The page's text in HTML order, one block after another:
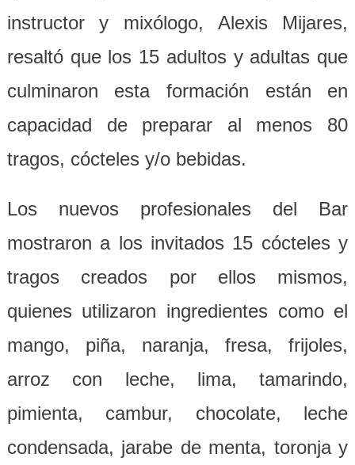
instructor y mixólogo, Alexis Mijares,
resaltó que los 15 adultos y adultas que
culminaron esta formación están en
capacidad de preparar al menos 80
tragos, cócteles y/o bebidas.
Los nuevos profesionales del Bar
mostraron a los invitados 15 cócteles y
tragos creados por ellos mismos,
quienes utilizaron ingredientes como el
mango, piña, naranja, fresa, frijoles,
arroz con leche, lima, tamarindo,
pimienta, cambur, chocolate, leche
condensada, jarabe de menta, toronja y